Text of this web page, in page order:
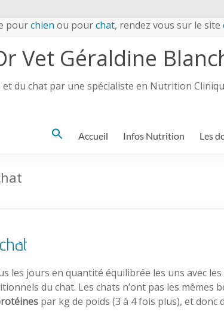
pourchien ou pourchat, rendez vous sur le site
Vet Géraldine
du chat par une spécialiste en Nutrition
Search Accueil Infos Nutrition Les
les jours en quantité équilibrée les uns avec
du chat. Les chats n’ont pas les mêmes
par kg de poids (3 à 4 fois plus), et donc